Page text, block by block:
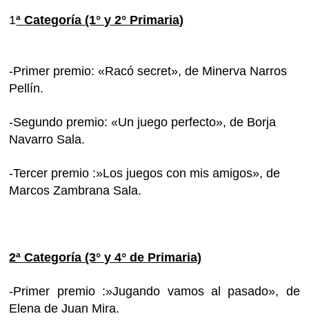
1ª Categoría (1° y 2° Primaria)
-Primer premio: «Racó secret», de Minerva Narros
Pellín.
-Segundo premio: «Un juego perfecto», de Borja
Navarro Sala.
-Tercer premio :»Los juegos con mis amigos», de
Marcos Zambrana Sala.
2ª Categoría (3° y 4° de Primaria)
-Primer premio :»Jugando vamos al pasado», de
Elena de Juan Mira.